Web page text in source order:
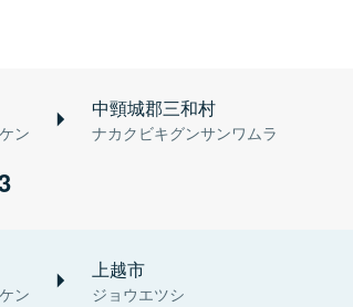
ン
中頸城郡三和村
ナカクビキグンサンワムラ
ン
上越市
ジョウエツシ